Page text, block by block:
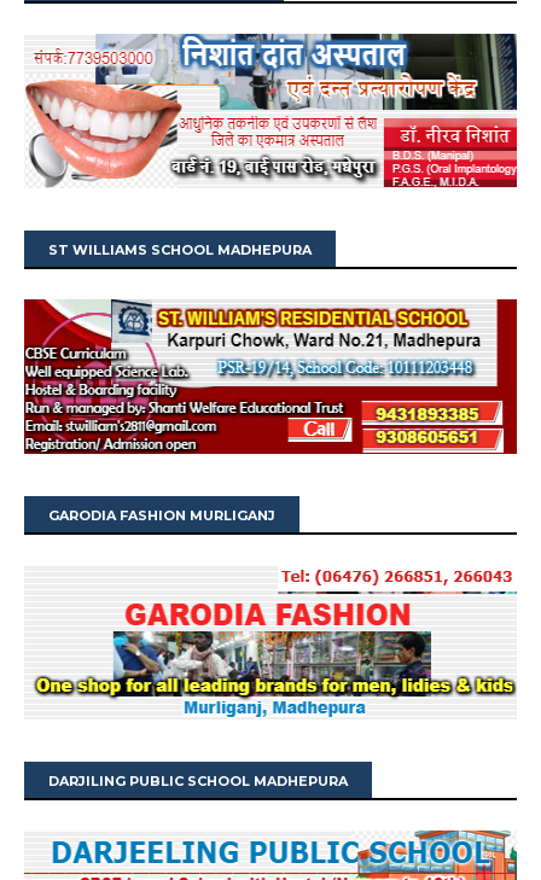
ST WILLIAMS SCHOOL MADHEPURA
GARODIA FASHION MURLIGANJ
DARJILING PUBLIC SCHOOL MADHEPURA